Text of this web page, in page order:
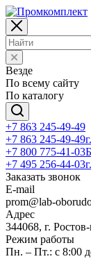
Везде
По всему сайту
По каталогу
+7 863 245-49-49
+7 863 245-49-49
+7 800 775-41-03
+7 495 256-44-03
Заказать звонок
E-mail
prom@lab-
Адрес
344068, г.
Режим работы
Пн. – Пт.: с 8:00